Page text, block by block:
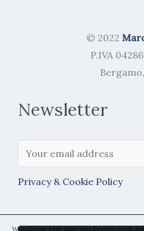
© 2022
P.IVA
Newsletter
Privacy & Cookie Policy
WordPress è un Marchio Registrato di